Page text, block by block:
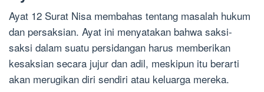
Ayat 12 Surat Nisa membahas tentang masalah hukum
dan persaksian. Ayat ini menyatakan bahwa saksi-
saksi dalam suatu persidangan harus memberikan
kesaksian secara jujur dan adil, meskipun itu berarti
akan merugikan diri sendiri atau keluarga mereka.